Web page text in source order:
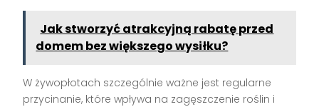
Jak stworzyć atrakcyjną rabatę przed
domem bez większego wysiłku?
W żywopłotach szczególnie ważne jest regularne
przycinanie, które wpływa na zagęszczenie roślin i